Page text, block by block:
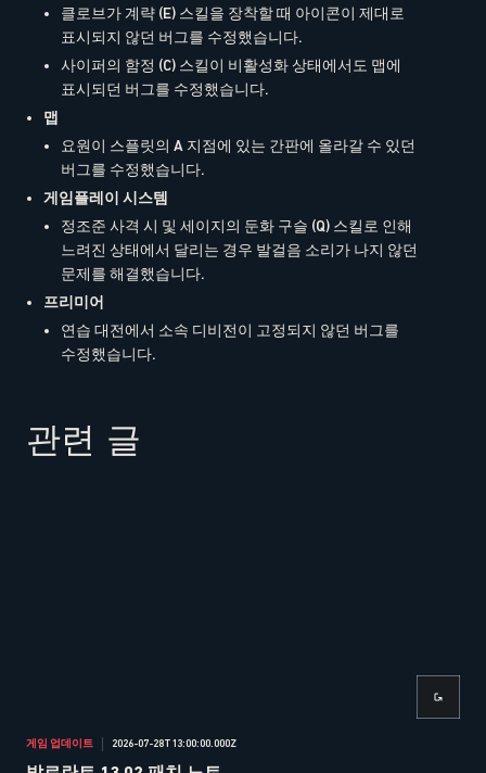
클로브가 계략 (E) 스킬을 장착할 때 아이콘이 제대로
표시되지 않던 버그를 수정했습니다.
사이퍼의 함정 (C) 스킬이 비활성화 상태에서도 맵에
표시되던 버그를 수정했습니다.
맵
요원이 스플릿의 A 지점에 있는 간판에 올라갈 수 있던
버그를 수정했습니다.
게임플레이 시스템
정조준 사격 시 및 세이지의 둔화 구슬 (Q) 스킬로 인해
느려진 상태에서 달리는 경우 발걸음 소리가 나지 않던
문제를 해결했습니다.
프리미어
연습 대전에서 소속 디비전이 고정되지 않던 버그를
수정했습니다.
관련 글
게임 업데이트 2026-07-28T13:00:00.000Z